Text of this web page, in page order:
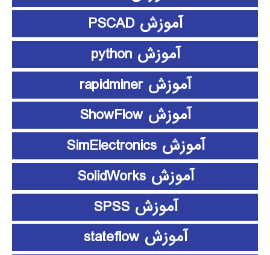
آموزش PSCAD
آموزش python
آموزش rapidminer
آموزش ShowFlow
آموزش SimElectronics
آموزش SolidWorks
آموزش SPSS
آموزش stateflow